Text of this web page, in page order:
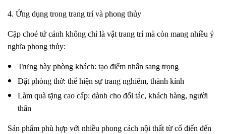
4. Ứng dụng trong trang trí và phong thủy
Cặp choé tứ cảnh không chỉ là vật trang trí mà còn mang nhiều ý
nghĩa phong thủy:
Trưng bày phòng khách: tạo điểm nhấn sang trọng
Đặt phòng thờ: thể hiện sự trang nghiêm, thành kính
Làm quà tặng cao cấp: dành cho đối tác, khách hàng, người
thân
Sản phẩm phù hợp với nhiều phong cách nội thất từ cổ điển đến